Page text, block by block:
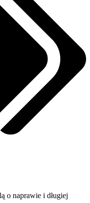
o naprawie i długiej